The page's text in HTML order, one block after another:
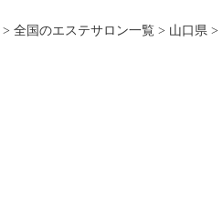
> 全国のエステサロン一覧 > 山口県 >